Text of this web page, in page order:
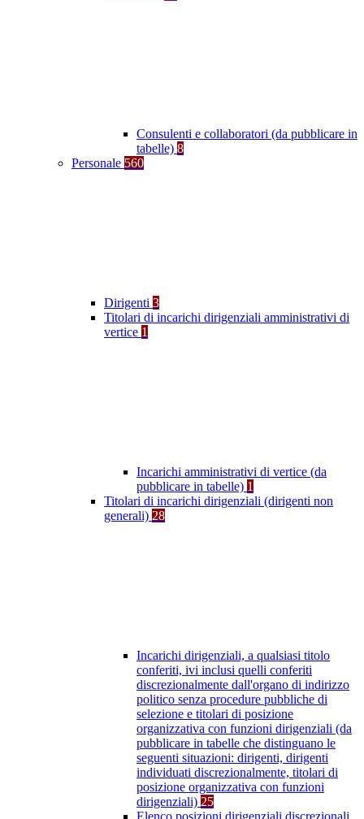
Consulenti e collaboratori (da pubblicare in
tabelle) 8
Personale 560
Dirigenti 3
Titolari di incarichi dirigenziali amministrativi di
vertice 1
Incarichi amministrativi di vertice (da
pubblicare in tabelle) 1
Titolari di incarichi dirigenziali (dirigenti non
generali) 28
Incarichi dirigenziali, a qualsiasi titolo
conferiti, ivi inclusi quelli conferiti
discrezionalmente dall'organo di indirizzo
politico senza procedure pubbliche di
selezione e titolari di posizione
organizzativa con funzioni dirigenziali (da
pubblicare in tabelle che distinguano le
seguenti situazioni: dirigenti, dirigenti
individuati discrezionalmente, titolari di
posizione organizzativa con funzioni
dirigenziali) 25